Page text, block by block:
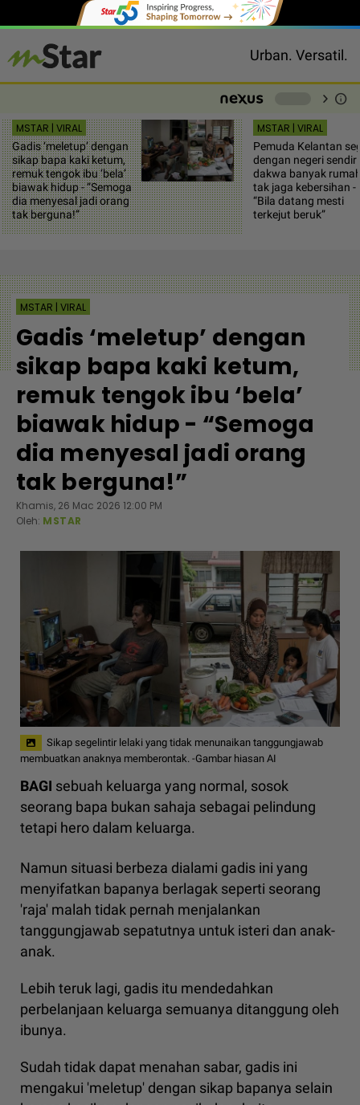
Urban. Versatil.
chevron_right info
MSTAR | VIRAL
Gadis ‘meletup’ dengan
sikap bapa kaki ketum,
remuk tengok ibu ‘bela’
biawak hidup - “Semoga
dia menyesal jadi orang
tak berguna!”
MSTAR | VIRAL
Pemuda Kelantan
dengan negeri
dakwa banyak
tak jaga kebersihan -
“Bila datang mesti
terkejut beruk”
MSTAR | VIRAL
Gadis ‘meletup’ dengan
sikap bapa kaki ketum,
remuk tengok ibu ‘bela’
biawak hidup - “Semoga
dia menyesal jadi orang
tak berguna!”
Khamis, 26 Mac 2026 12:00 PM
Oleh: MSTAR
Sikap segelintir lelaki yang tidak menunaikan tanggungjawab
membuatkan anaknya memberontak. -Gambar hiasan AI
BAGI sebuah keluarga yang normal, sosok
seorang bapa bukan sahaja sebagai pelindung
tetapi hero dalam keluarga.
Namun situasi berbeza dialami gadis ini yang
menyifatkan bapanya berlagak seperti seorang
'raja' malah tidak pernah menjalankan
tanggungjawab sepatutnya untuk isteri dan anak-
anak.
Lebih teruk lagi, gadis itu mendedahkan
perbelanjaan keluarga semuanya ditanggung oleh
ibunya.
Sudah tidak dapat menahan sabar, gadis ini
mengakui 'meletup' dengan sikap bapanya selain